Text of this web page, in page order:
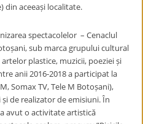
din aceeași localitate.
spectacolelor – Cenaclul
sub marca grupului cultural
plastice, muzicii, poeziei și
anii 2016-2018 a participat la
Somax TV, Tele M Botoșani),
de realizator de emisiuni. În
avut o activitate artistică